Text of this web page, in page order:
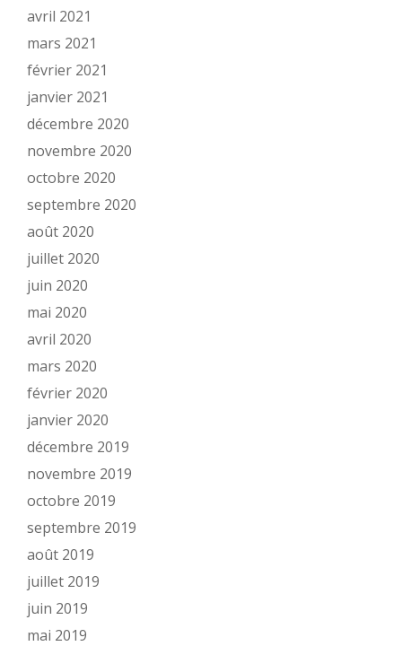
avril 2021
mars 2021
février 2021
janvier 2021
décembre 2020
novembre 2020
octobre 2020
septembre 2020
août 2020
juillet 2020
juin 2020
mai 2020
avril 2020
mars 2020
février 2020
janvier 2020
décembre 2019
novembre 2019
octobre 2019
septembre 2019
août 2019
juillet 2019
juin 2019
mai 2019